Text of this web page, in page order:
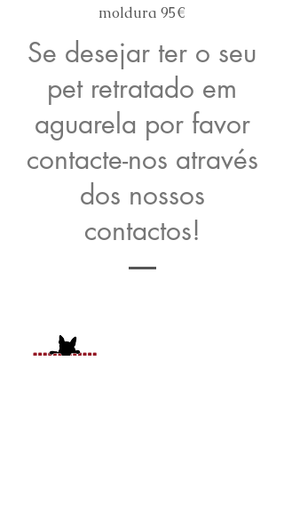
moldura 95€
Se desejar ter o seu
pet retratado em
aguarela por favor
contacte-nos através
dos nossos
contactos!